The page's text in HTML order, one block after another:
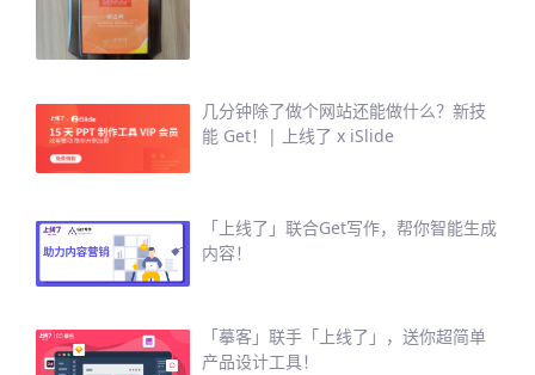
几分钟除了做个网站还能做什么？新技
能 Get！| 上线了 x iSlide
「上线了」联合Get写作，帮你智能生成
内容！
「摹客」联手「上线了」，送你超简单
产品设计工具！